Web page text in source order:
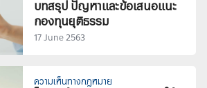
บทสรุป ปัญหาและข้อเสนอแนะ
กองทุนยุติธรรม
17 June 2563
ความเห็นทางกฎหมาย